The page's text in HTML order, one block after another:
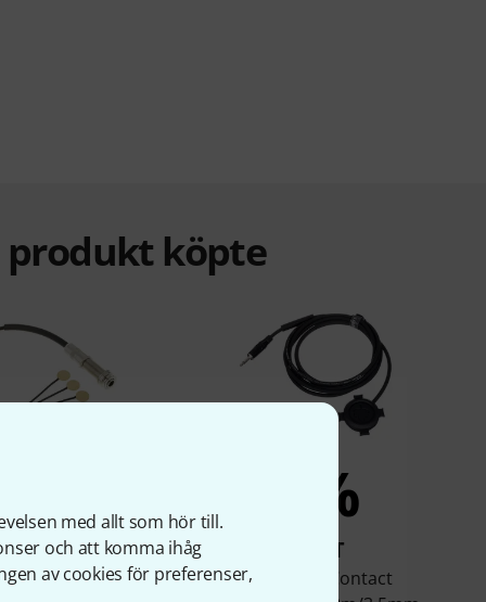
med allt som hör till.
och att komma ihåg
av cookies för preferenser,
produkt köpte
KÖPT
(Pure Western
5%
KÖPT
Leaf Audio Contact